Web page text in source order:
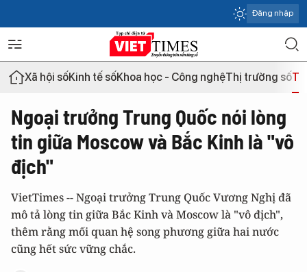
Đăng nhập
Xã hội sốKinh tế sốKhoa học - Công nghệThị trường số
Ngoại trưởng Trung Quốc nói lòng
tin giữa Moscow và Bắc Kinh là "vô
địch"
VietTimes -- Ngoại trưởng Trung Quốc Vương Nghị đã
mô tả lòng tin giữa Bắc Kinh và Moscow là "vô địch",
thêm rằng mối quan hệ song phương giữa hai nước
cũng hết sức vững chắc.